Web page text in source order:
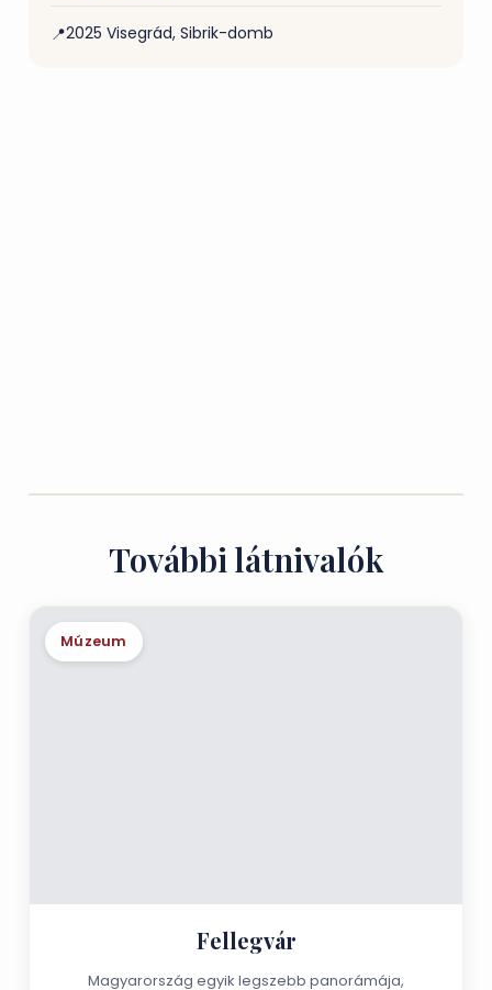
📍2025 Visegrád, Sibrik-domb
További látnivalók
Múzeum
Fellegvár
Magyarország egyik legszebb panorámája,